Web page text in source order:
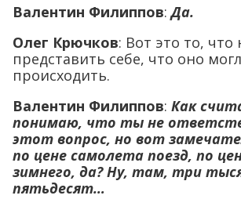
Валентин Филиппов: Да.
Олег Крючков: Вот это то, что
представить себе, что оно
происходить.
Валентин Филиппов: Как
понимаю, что ты не
этот вопрос, но вот
по цене самолета поезд, по
зимнего, да? Ну, там, три
пятьдесят…